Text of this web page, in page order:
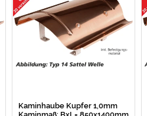
Kaminhaube Kupfer 1,0mm
Kaminmaß: BxL= 850x1400mm